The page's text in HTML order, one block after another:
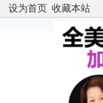
设为首页 收藏本站